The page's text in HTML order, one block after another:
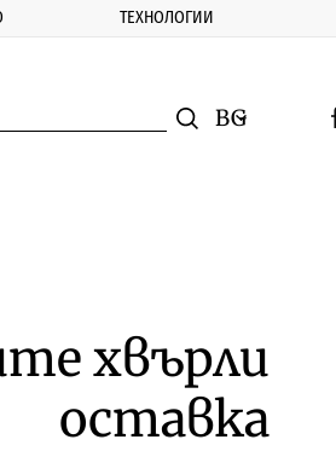
ТЕХНОЛОГИИ
Смяна на
хвърли
оставка